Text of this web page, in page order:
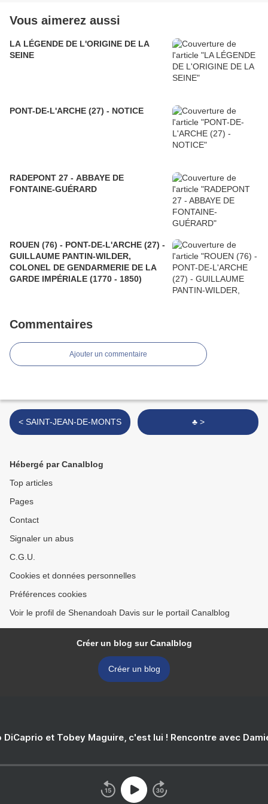
Vous aimerez aussi
LA LÉGENDE DE L'ORIGINE DE LA
SEINE
PONT-DE-L'ARCHE (27) - NOTICE
RADEPONT 27 - ABBAYE DE
FONTAINE-GUÉRARD
ROUEN (76) - PONT-DE-L'ARCHE (27) -
GUILLAUME PANTIN-WILDER,
COLONEL DE GENDARMERIE DE LA
GARDE IMPÉRIALE (1770 - 1850)
Commentaires
Ajouter un commentaire
< SAINT-JEAN-DE-MONTS ♣ >
Hébergé par Canalblog
Top articles
Pages
Contact
Signaler un abus
C.G.U.
Cookies et données personnelles
Préférences cookies
Voir le profil de Shenandoah Davis sur le portail Canalblog
Créer un blog sur Canalblog
Créer un blog
DiCaprio et Tobey Maguire, c'est lui ! Rencontre avec